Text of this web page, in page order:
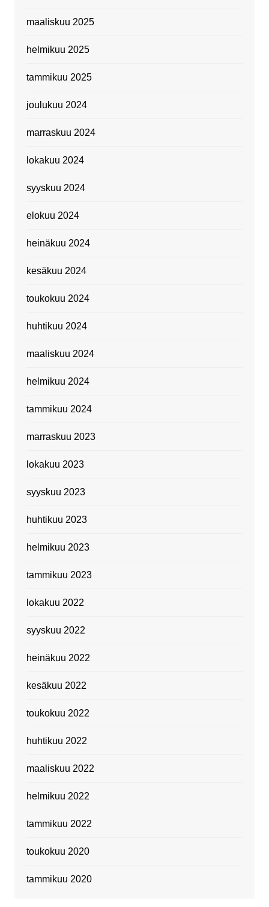
maaliskuu 2025
helmikuu 2025
tammikuu 2025
joulukuu 2024
marraskuu 2024
lokakuu 2024
syyskuu 2024
elokuu 2024
heinäkuu 2024
kesäkuu 2024
toukokuu 2024
huhtikuu 2024
maaliskuu 2024
helmikuu 2024
tammikuu 2024
marraskuu 2023
lokakuu 2023
syyskuu 2023
huhtikuu 2023
helmikuu 2023
tammikuu 2023
lokakuu 2022
syyskuu 2022
heinäkuu 2022
kesäkuu 2022
toukokuu 2022
huhtikuu 2022
maaliskuu 2022
helmikuu 2022
tammikuu 2022
toukokuu 2020
tammikuu 2020